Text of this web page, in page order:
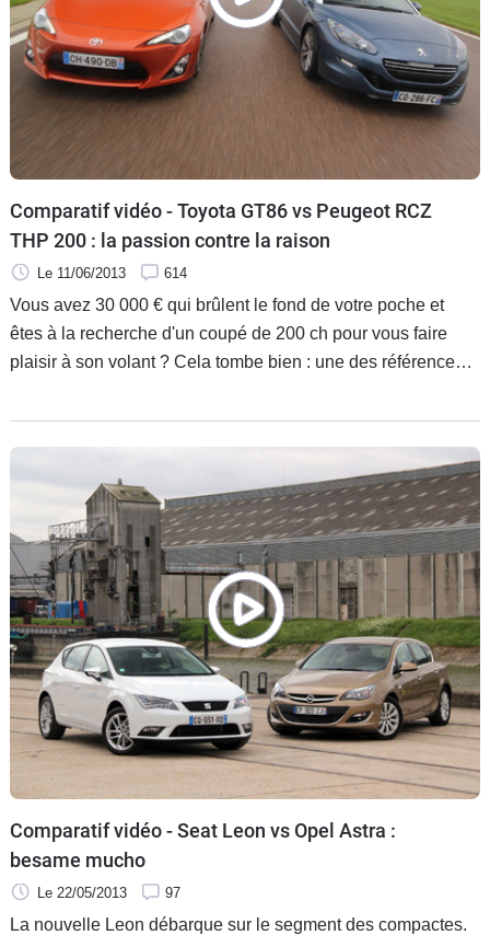
Comparatif vidéo - Toyota GT86 vs Peugeot RCZ
THP 200 : la passion contre la raison
Le 11/06/2013 614
Vous avez 30 000 € qui brûlent le fond de votre poche et
êtes à la recherche d'un coupé de 200 ch pour vous faire
plaisir à son volant ? Cela tombe bien : une des références
outsider aux dents longues fait beaucoup parler de lui ces
derniers temps, la Toyota GT 86. Des chiffres identiques
mais des recettes bien différentes, laquelle vous offrira le
plus de sensations pour votre argent ?
Comparatif vidéo - Seat Leon vs Opel Astra :
besame mucho
Le 22/05/2013 97
La nouvelle Leon débarque sur le segment des compactes.